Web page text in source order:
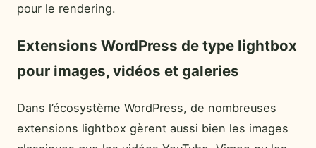
pour le rendering.
Extensions WordPress de type lightbox
pour images, vidéos et galeries
Dans l’écosystème WordPress, de nombreuses
extensions lightbox gèrent aussi bien les images